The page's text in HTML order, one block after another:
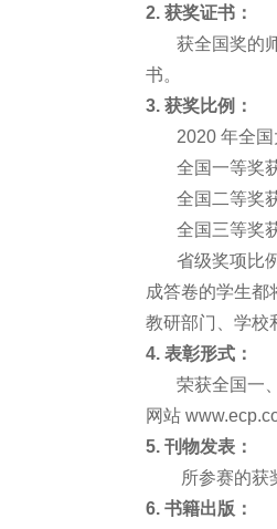
2. 获奖证书：
获全国奖的师
书。
3. 获奖比例：
2020 年全国
全国一等奖获
全国二等奖获
全国三等奖获
省级奖项比例
成答卷的学生都
教研部门、学校
4. 表彰形式：
荣获全国一、
网站
5. 刊物发表：
所参赛的获
6. 书籍出版：